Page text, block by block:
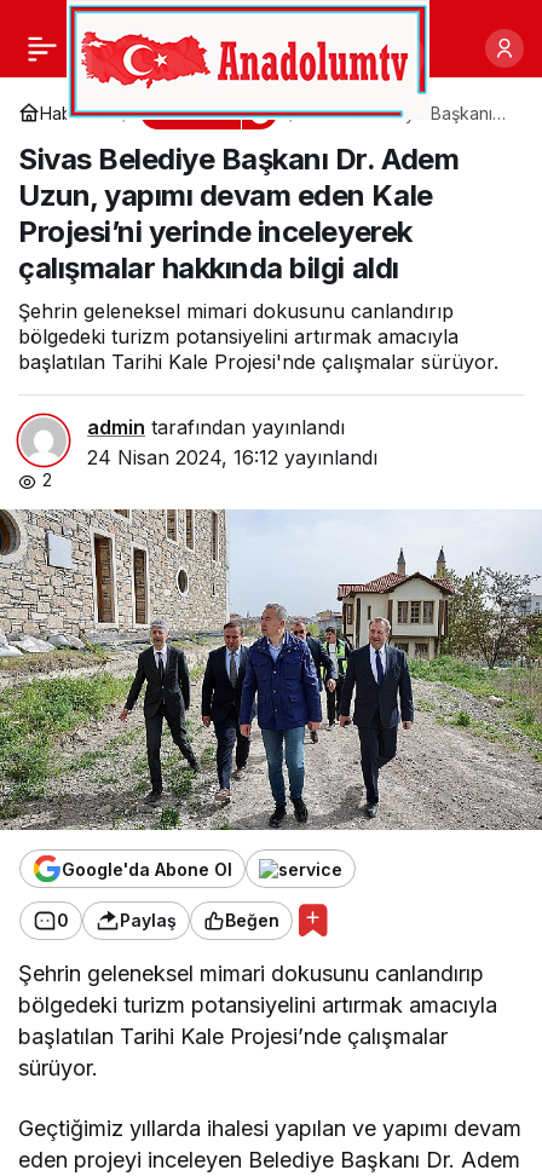
Haberler Gündem
Sivas Belediye Başkanı
devam eden Kale
Projesi’ni yerinde
inceleyerek çalışmalar
Sivas Belediye Başkanı Dr. Adem
Uzun, yapımı devam eden Kale
Projesi’ni yerinde inceleyerek
çalışmalar hakkında bilgi aldı
Şehrin geleneksel mimari dokusunu canlandırıp
bölgedeki turizm potansiyelini artırmak amacıyla
başlatılan Tarihi Kale Projesi'nde çalışmalar sürüyor.
admin tarafından yayınlandı
24 Nisan 2024, 16:12 yayınlandı
2
Google'da Abone Ol
0 Paylaş Beğen
Şehrin geleneksel mimari dokusunu canlandırıp
bölgedeki turizm potansiyelini artırmak amacıyla
başlatılan Tarihi Kale Projesi’nde çalışmalar
sürüyor.
Geçtiğimiz yıllarda ihalesi yapılan ve yapımı devam
eden projeyi inceleyen Belediye Başkanı Dr. Adem
Göreve gelmesinin
ardından ziyaretçilerini
kabul etmeye devam
eden Kandıra Belediye
Başkanı Erol Ölmez,
Kandıra’da görev yapan
muhtarlarla kahvaltı
geldi
Paylaş